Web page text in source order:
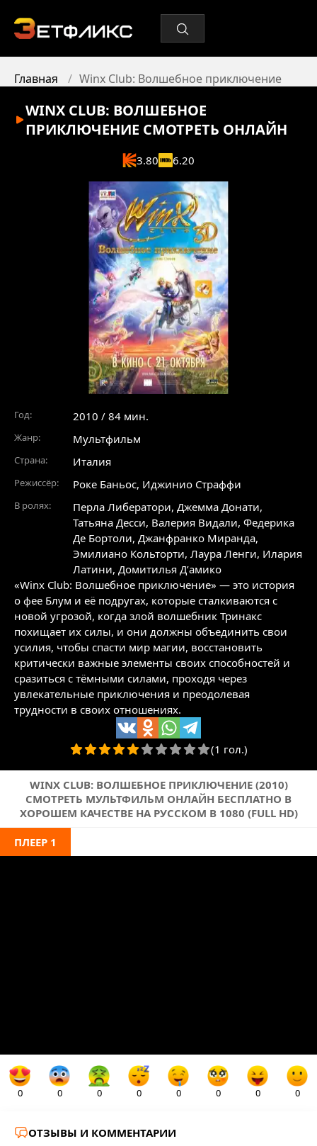
Главная Winx Club: Волшебное приключение
WINX CLUB: ВОЛШЕБНОЕ
ПРИКЛЮЧЕНИЕ СМОТРЕТЬ ОНЛАЙН
3.80 6.20
Год: 2010 / 84 мин.
Жанр: Мультфильм
Страна: Италия
Режиссёр: Роке Баньос, Иджинио Страффи
В ролях: Перла Либератори, Джемма Донати,
Татьяна Десси, Валерия Видали, Федерика
Де Бортоли, Джанфранко Миранда,
Эмилиано Кольторти, Лаура Ленги, Илария
Латини, Домитилья Д’амико
«Winx Club: Волшебное приключение» — это история
о фее Блум и её подругах, которые сталкиваются с
новой угрозой, когда злой волшебник Тринакс
похищает их силы, и они должны объединить свои
усилия, чтобы спасти мир магии, восстановить
критически важные элементы своих способностей и
сразиться с тёмными силами, проходя через
увлекательные приключения и преодолевая
трудности в своих отношениях.
(1 гол.)
WINX CLUB: ВОЛШЕБНОЕ ПРИКЛЮЧЕНИЕ (2010)
СМОТРЕТЬ МУЛЬТФИЛЬМ ОНЛАЙН БЕСПЛАТНО В
ХОРОШЕМ КАЧЕСТВЕ НА РУССКОМ В 1080 (FULL HD)
ПЛЕЕР 1
0 0 0 0 0 0 0 0
ОТЗЫВЫ И КОММЕНТАРИИ